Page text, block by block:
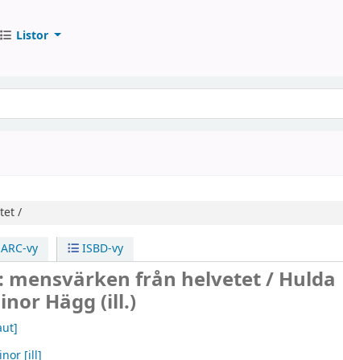
Listor
/
vy ISBD-vy
mensvärken från helvetet / Hulda
Hägg (ill.)
[ill]